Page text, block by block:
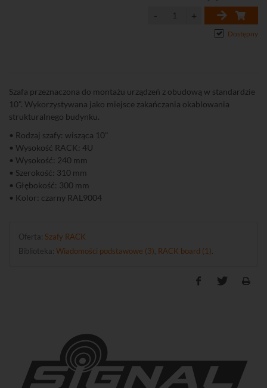
Dostępny
Szafa przeznaczona do montażu urządzeń z obudową w standardzie
10". Wykorzystywana jako miejsce zakańczania okablowania
strukturalnego budynku.
• Rodzaj szafy: wisząca 10"
• Wysokość RACK: 4U
• Wysokość: 240 mm
• Szerokość: 310 mm
• Głębokość: 300 mm
• Kolor: czarny RAL9004
Oferta: Szafy RACK
Biblioteka: Wiadomości podstawowe (3) RACK board (1)